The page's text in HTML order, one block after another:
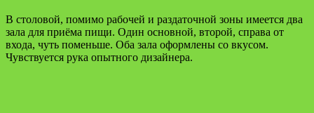
В столовой, помимо рабочей и раздаточной зоны имеется два
зала для приёма пищи. Один основной, второй, справа от
входа, чуть поменьше. Оба зала оформлены со вкусом.
Чувствуется рука опытного дизайнера.